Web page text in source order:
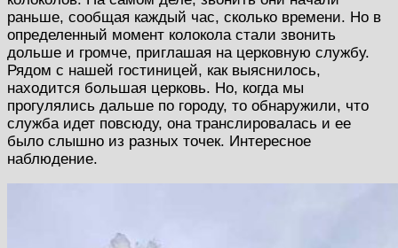
раньше, сообщая каждый час, сколько времени. Но в
определенный момент колокола стали звонить
дольше и громче, приглашая на церковную службу.
Рядом с нашей гостиницей, как выяснилось,
находится большая церковь. Но, когда мы
прогулялись дальше по городу, то обнаружили, что
служба идет повсюду, она транслировалась и ее
было слышно из разных точек. Интересное
наблюдение.